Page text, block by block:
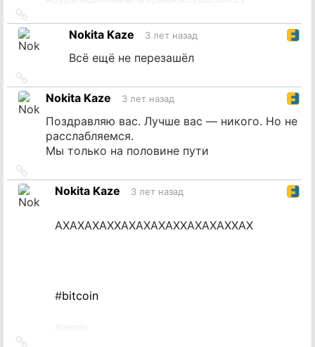
на
источникNokita Kaze 3 лет назад
Всё ещё не перезашёл
на
источник
Nokita Kaze 3 лет назад
Поздравляю вас. Лучше вас — никого. Но не
расслабляемся.
Мы только на половине пути
на
источникNokita Kaze 3 лет назад
АХАХАХАХХАХАХАХАХХАХАХАХХАХ
#bitcoin